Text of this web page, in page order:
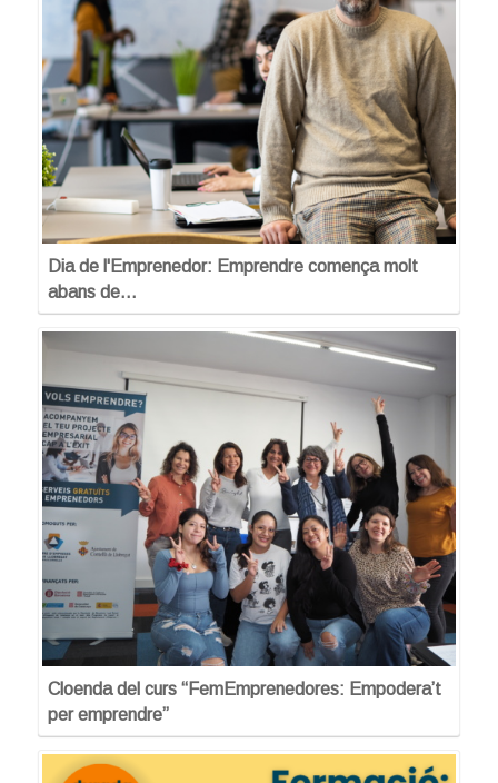
Dia de l'Emprenedor: Emprendre comença molt
abans de…
Cloenda del curs “FemEmprenedores: Empodera’t
per emprendre”